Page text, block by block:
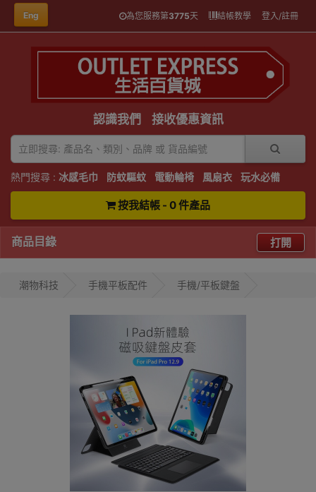
Eng 為您服務第3775天 結帳教學 登入/註冊
認識我們 接收優惠資訊
熱門搜尋 : 冰感毛巾 防蚊驅蚊 電動輪椅 風扇衣 玩水必備
按我結帳 - 0 件產品
商品目錄 打開
潮物科技 手機平板配件 手機/平板鍵盤